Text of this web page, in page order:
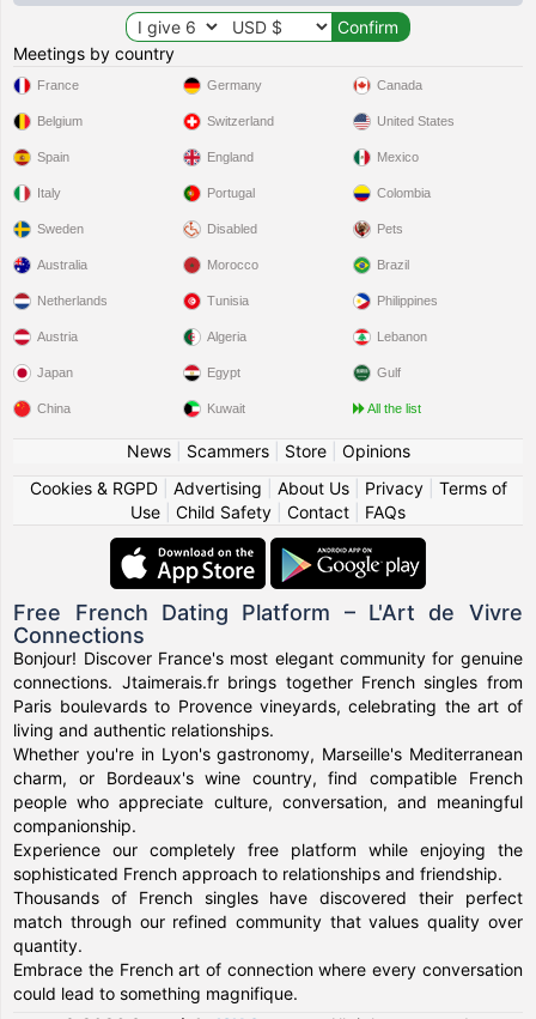
Meetings by country
France
Belgium
Spain
Italy
Sweden
Germany
Switzerland
England
Portugal
Disabled
Canada
United States
Mexico
Colombia
Pets
Australia
Netherlands
Austria
Japan
China
Morocco
Tunisia
Algeria
Egypt
Kuwait
Brazil
Philippines
Lebanon
Gulf
All the list
News| Scammers| Store| Opinions
Cookies & RGPD| Advertising About Us| Privacy| Terms of
Use
Child Safety Contact FAQs
Free French Dating Platform – L'Art de Vivre
Connections
Bonjour! Discover France's most elegant community for genuine
connections. Jtaimerais.fr brings together French singles from
Paris boulevards to Provence vineyards, celebrating the art of
living and authentic relationships.
Whether you're in Lyon's gastronomy, Marseille's Mediterranean
charm, or Bordeaux's wine country, find compatible French
people who appreciate culture, conversation, and meaningful
companionship.
Experience our completely free platform while enjoying the
sophisticated French approach to relationships and friendship.
Thousands of French singles have discovered their perfect
match through our refined community that values quality over
quantity.
Embrace the French art of connection where every conversation
could lead to something magnifique.